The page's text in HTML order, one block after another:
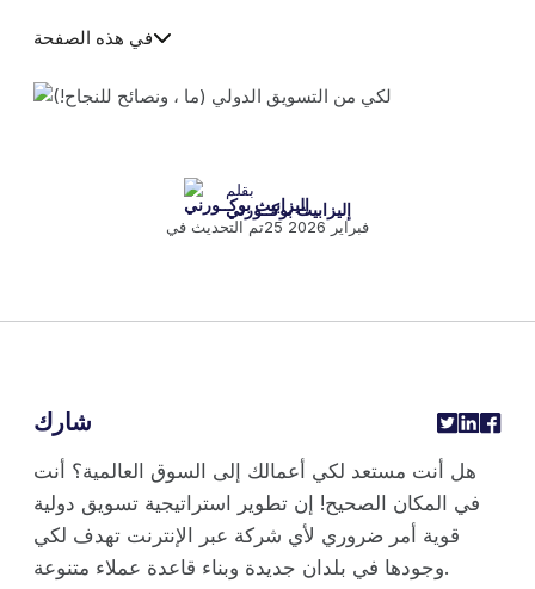
في هذه الصفحة
بقلم
إليزابيث بوكــورني
تم التحديث في
25 فبراير 2026
هل أنت مستعد لكي أعمالك إلى السوق العالمية؟ أنت
في المكان الصحيح! إن تطوير استراتيجية تسويق دولية
قوية أمر ضروري لأي شركة عبر الإنترنت تهدف لكي
وجودها في بلدان جديدة وبناء قاعدة عملاء متنوعة.
شارك